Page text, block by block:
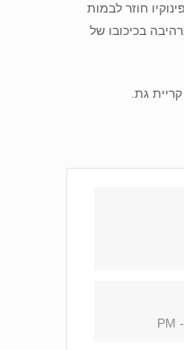
חוזר לבמות
בכיכובו של
גת.